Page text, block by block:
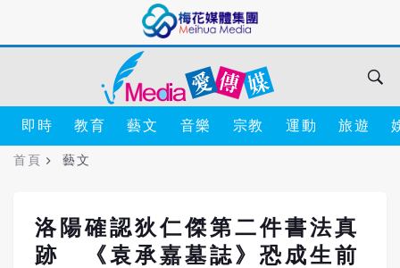
即時 教育 藝文 音樂 宗教 運動 旅遊
首頁 藝文
洛陽確認狄仁傑第二件書法真
跡 《袁承嘉墓誌》恐成生前